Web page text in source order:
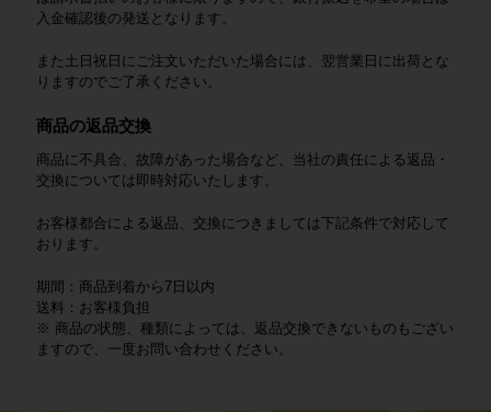
入金確認後の発送となります。
また土日祝日にご注文いただいた場合には、翌営業日に出荷とな
りますのでご了承ください。
商品の返品交換
商品に不具合、故障があった場合など、当社の責任による返品・
交換については即時対応いたします。
お客様都合による返品、交換につきましては下記条件で対応して
おります。
期間：商品到着から7日以内
送料：お客様負担
※ 商品の状態、種類によっては、返品交換できないものもござい
ますので、一度お問い合わせください。